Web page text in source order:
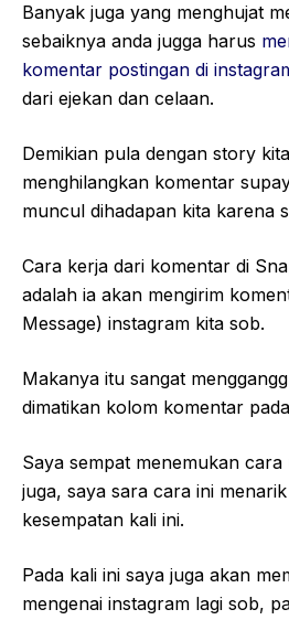
Banyak juga yang menghujat
sebaiknya anda jugga harus
komentar postingan di
dari ejekan dan celaan.
Demikian pula dengan story
menghilangkan komentar
muncul dihadapan kita karena
Cara kerja dari komentar di
adalah ia akan mengirim
Message) instagram kita sob.
Makanya itu sangat
dimatikan kolom komentar
Saya sempat menemukan
juga, saya sara cara ini
kesempatan kali ini.
Pada kali ini saya juga akan
mengenai instagram lagi sob,